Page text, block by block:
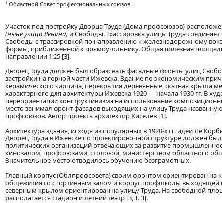
¹ Областной Совет профессиональных союзов.
Участок под постройку Дворца Труда (Дома профсоюзов)
(ныне улица Ленина) и Свободы. Трассировка улицы Труда
Свободы с трассировкой по направлению к железнодорожному
формы, приближенной к прямоугольнику. Общая полезная
направлении 1:25 [3].
Дворец Труда должен был образовать фасадные фронты улиц
застройки на горной части Ижевска. Здание по экономическим
керамического кирпича, перекрытия деревянные, скатная крыша
характерного для архитектуры Ижевска 1920 — начала 1930 гг. В
переориентации конструктивизма на использование
место занимал фронт фасадов выходящих на улицу Труда
профсоюзов. Автор проекта архитектор Киселев [1].
Архитектура здания, исходя из популярных в 1920-х гг. идей Ле
Дворец Труда в Ижевске по проектировочной структуре должен
политических организаций отвечающих за развитие
кинозалом, профсоюзами, столовой, министерством областного
Значительное место отводилось обучению безграмотных.
Главный корпус (Облпрофсовета) своим фронтом ориентирован
общежития со спортивным залом и корпус профшколы выходящей
северным крылом ориентирован на улицу Труда. На свободной
располагается стадион и летний театр [3, Т. 3].